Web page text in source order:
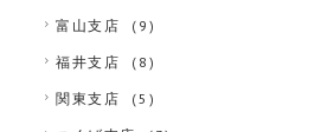
富山支店 (9)
福井支店 (8)
関東支店 (5)